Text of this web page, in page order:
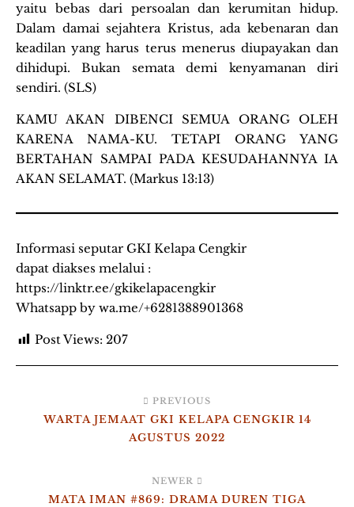
yaitu bebas dari persoalan dan kerumitan hidup.
Dalam damai sejahtera Kristus, ada kebenaran dan
keadilan yang harus terus menerus diupayakan dan
dihidupi. Bukan semata demi kenyamanan diri
sendiri. (SLS)
KAMU AKAN DIBENCI SEMUA ORANG OLEH
KARENA NAMA-KU. TETAPI ORANG YANG
BERTAHAN SAMPAI PADA KESUDAHANNYA IA
AKAN SELAMAT. (Markus 13:13)
Informasi seputar GKI Kelapa Cengkir
dapat diakses melalui :
https://linktr.ee/gkikelapacengkir
Whatsapp by wa.me/+6281388901368
Post Views: 207
PREVIOUS
WARTA JEMAAT GKI KELAPA CENGKIR 14
AGUSTUS 2022
NEWER
MATA IMAN #869: DRAMA DUREN TIGA